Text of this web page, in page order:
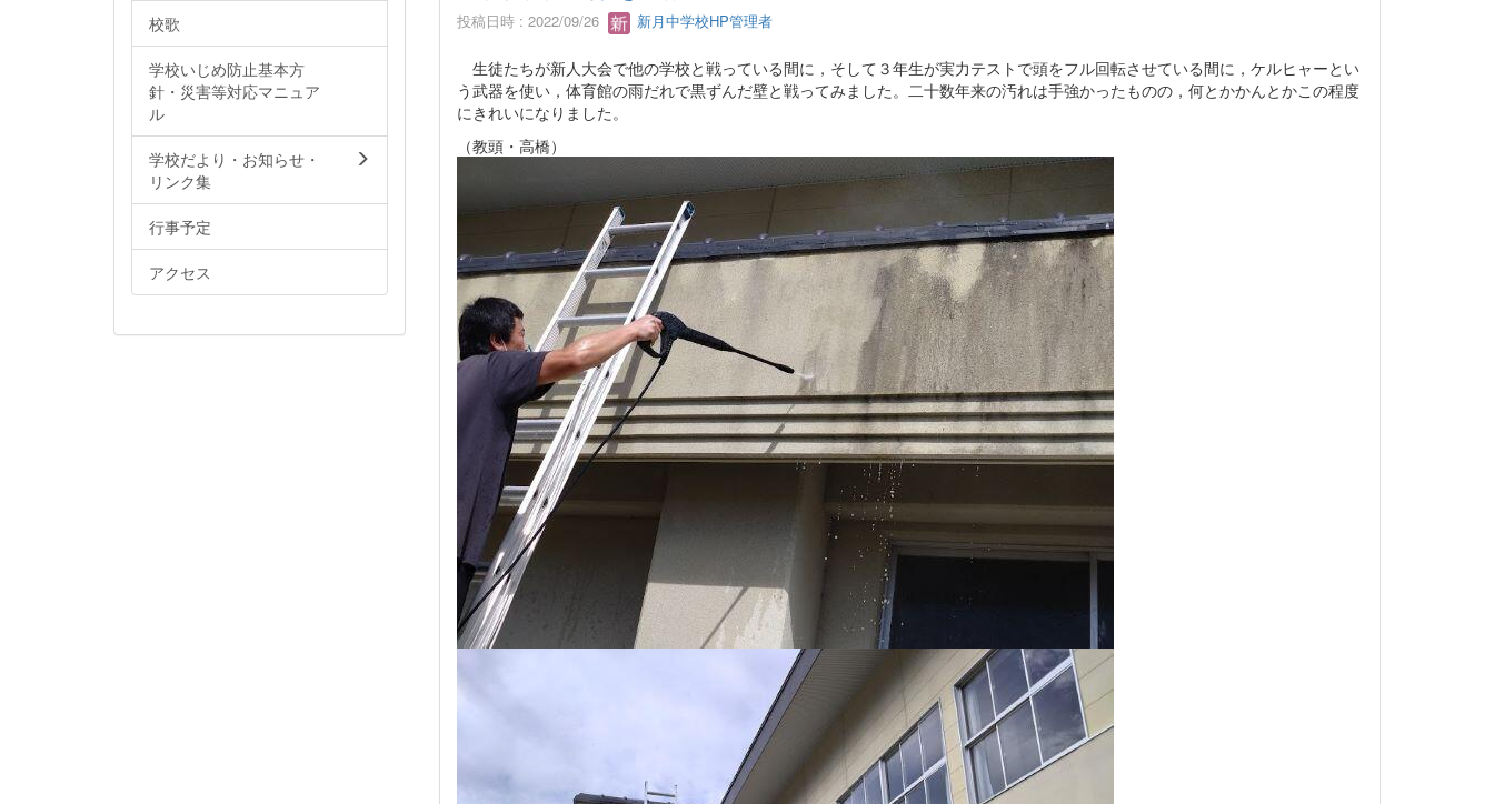
投稿日時 : 2022/09/26 新月中学校HP管理者
生徒たちが新人大会で他の学校と戦っている間に，そして３年生が実力テストで頭をフル回転させている間に，ケルヒャーとい
う武器を使い，体育館の雨だれで黒ずんだ壁と戦ってみました。二十数年来の汚れは手強かったものの，何とかかんとかこの程度
にきれいになりました。
（教頭・高橋）
校歌
学校いじめ防止基本方
針・災害等対応マニュア
ル
学校だより・お知らせ・
リンク集
行事予定
アクセス